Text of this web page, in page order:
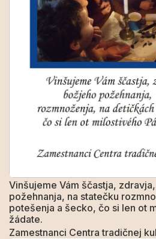
Vinšujeme Vám ščastja,
požehnanja, na statečku
potešenja a šecko, čo si len ot
žádate.
Zamestnanci Centra tradičnej